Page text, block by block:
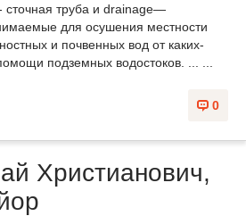
сточная труба и drainage—
для осушения местности
и почвенных вод от каких-
подземных водостоков. ... ...
0
Христианович,